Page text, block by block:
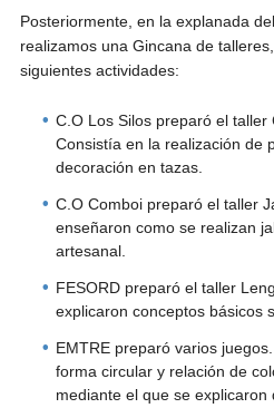
Posteriormente, en la explanada
realizamos una Gincana de
siguientes actividades:
C.O Los Silos preparó el taller
Consistía en la realización de
decoración en tazas.
C.O Comboi preparó el taller
enseñaron como se realizan
artesanal.
FESORD preparó el taller
explicaron conceptos básicos
EMTRE preparó varios
forma circular y relación de
mediante el que se explicaron